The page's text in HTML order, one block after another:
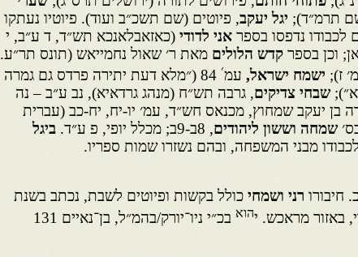
תרמ״ד); יגל יעקב, פיוטים (שם תשכ״ב ועוד). פיוטיו נעתקו
לכבודו נדפסו בספר אני לדודי (כאזאבלאנכא תש״ד, ד ע״ב, י
וכן בספר קדש הלולים מאת ר׳ שאול נחמייאש (תונס תר״ע.
ז); ישמח ישראל, עמ׳
84 (״מלא דעת יתירה פרדס גם גמרה
שבחי צדיקים, גרבה תש״ח (מנהג גרדאיא), נב ע״ב – נה
בן יעקב שמחוץ, מכנאס חש״ד, עמ׳ יו-יח, יח-כב (עברית
שמחה וששון ליהודים, 8ב-9ב; מכלל יופי, פ ע״ד.
ביגל
מבני המשפחה, ובהם נשזרו שמות ספריו.
חיבורו רני ושמחי כולל בקשות ופיוטים לשבת, נכתב בשנת
באזור מראכש. יהוא בכ״י ניו־יורק/בהמ״ל, בן־נאיים 131